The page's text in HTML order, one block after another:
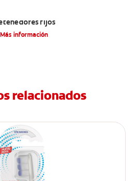
fijos
Más información
relacionados